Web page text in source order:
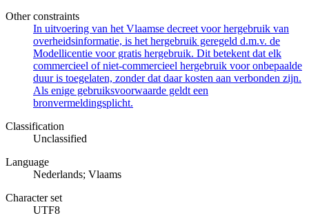
Other constraints
In uitvoering van het Vlaamse decreet voor hergebruik van
overheidsinformatie, is het hergebruik geregeld d.m.v. de
Modellicentie voor gratis hergebruik. Dit betekent dat elk
commercieel of niet-commercieel hergebruik voor onbepaalde
duur is toegelaten, zonder dat daar kosten aan verbonden zijn.
Als enige gebruiksvoorwaarde geldt een
bronvermeldingsplicht.
Classification
Unclassified
Language
Nederlands; Vlaams
Character set
UTF8